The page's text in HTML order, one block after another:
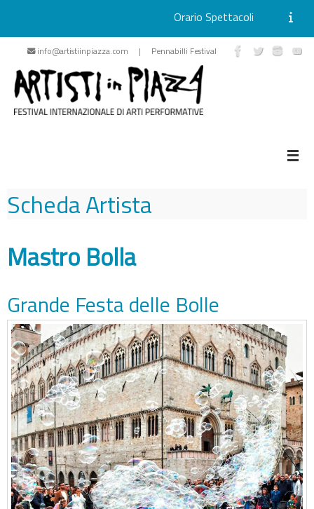
Vai
contenuto
Orario Spettacoli
info@artistiinpiazza.com | Pennabilli Festival
Scheda Artista
Mastro Bolla
Grande Festa delle Bolle